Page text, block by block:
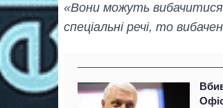
«Вони можуть
спеціальні речі, то